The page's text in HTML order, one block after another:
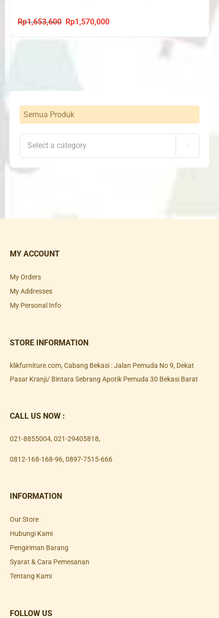
Rp1,653,600
Original
Rp1,570,000Current
Semua Produk

MY ACCOUNT
My Orders
My Addresses
My Personal Info
STORE INFORMATION
klikfurniture.com, Cabang Bekasi : Jalan Pemuda No 9, Dekat
Pasar Kranji/ Bintara Sebrang Apotik Pemuda 30 Bekasi Barat
CALL US NOW :
021-8855004, 021-29405818,
0812-168-168-96, 0897-7515-666
INFORMATION
Our Store
Hubungi Kami
Pengiriman Barang
Syarat & Cara Pemesanan
Tentang Kami
FOLLOW US